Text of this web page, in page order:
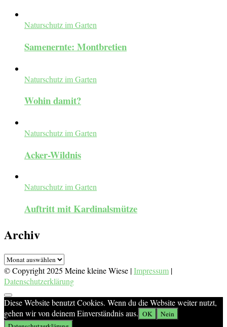
Naturschutz im Garten
Samenernte: Montbretien
Naturschutz im Garten
Wohin damit?
Naturschutz im Garten
Acker-Wildnis
Naturschutz im Garten
Auftritt mit Kardinalsmütze
Archiv
Archiv
© Copyright 2025 Meine kleine Wiese |Impressum |
Datenschutzerklärung
Diese Website benutzt Cookies. Wenn du die Website weiter nutzt,
gehen wir von deinem Einverständnis aus. OK
Nein